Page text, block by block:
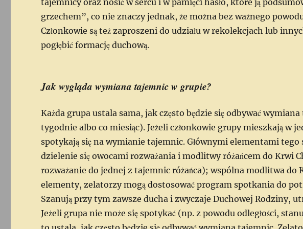
grzechem”, co nie znaczy jednak, że można bez ważnego
Członkowie są też zaproszeni do udziału w rekolekcjach lub
pogłębić formację duchową.
Jak wygląda wymiana tajemnic w grupie?
Każda grupa ustala sama, jak często będzie się odbywać
tygodnie albo co miesiąc). Jeżeli członkowie grupy mieszkają w
spotykają się na wymianie tajemnic. Głównymi elementami
dzielenie się owocami rozważania i modlitwy różańcem do Krwi
rozważanie do jednej z tajemnic różańca); wspólna modlitwa do
elementy, zelatorzy mogą dostosować program spotkania do
Szanują przy tym zawsze ducha i zwyczaje Duchowej Rodziny,
Jeżeli grupa nie może się spotykać (np. z powodu odległości,